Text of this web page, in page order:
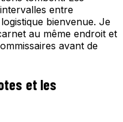
entre
bienvenue. Je
au même endroit et
avant de
et les